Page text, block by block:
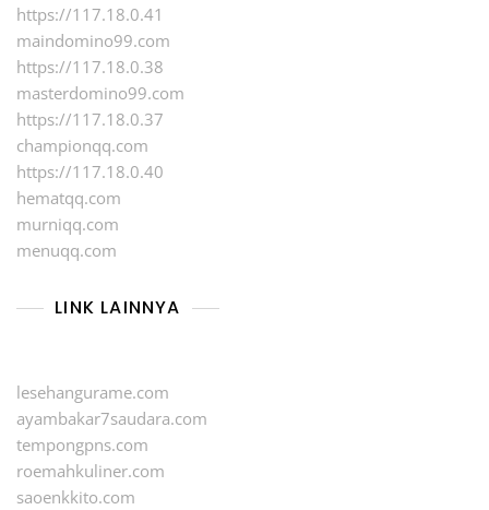
https://117.18.0.41
maindomino99.com
https://117.18.0.38
masterdomino99.com
https://117.18.0.37
championqq.com
https://117.18.0.40
hematqq.com
murniqq.com
menuqq.com
LINK LAINNYA
lesehangurame.com
ayambakar7saudara.com
tempongpns.com
roemahkuliner.com
saoenkkito.com